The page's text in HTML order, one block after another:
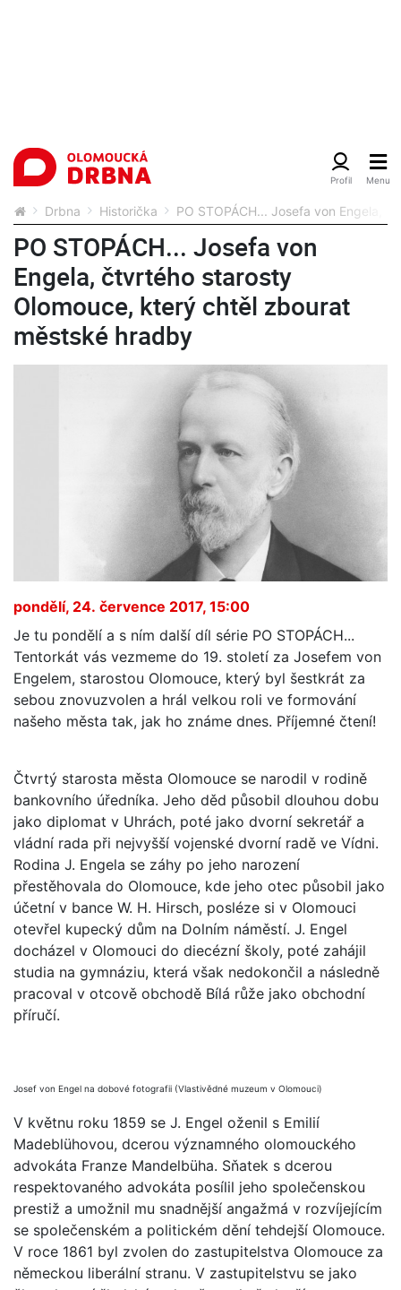
Drbna Historička PO STOPÁCH... Josefa von Engela,
PO STOPÁCH... Josefa von
Engela, čtvrtého starosty
Olomouce, který chtěl zbourat
městské hradby
pondělí, 24. července 2017, 15:00
Je tu pondělí a s ním další díl série PO STOPÁCH...
Tentorkát vás vezmeme do 19. století za Josefem von
Engelem, starostou Olomouce, který byl šestkrát za
sebou znovuzvolen a hrál velkou roli ve formování
našeho města tak, jak ho známe dnes. Příjemné čtení!
Čtvrtý starosta města Olomouce se narodil v rodině
bankovního úředníka. Jeho děd působil dlouhou dobu
jako diplomat v Uhrách, poté jako dvorní sekretář a
vládní rada při nejvyšší vojenské dvorní radě ve Vídni.
Rodina J. Engela se záhy po jeho narození
přestěhovala do Olomouce, kde jeho otec působil jako
účetní v bance W. H. Hirsch, posléze si v Olomouci
otevřel kupecký dům na Dolním náměstí. J. Engel
docházel v Olomouci do diecézní školy, poté zahájil
studia na gymnáziu, která však nedokončil a následně
pracoval v otcově obchodě Bílá růže jako obchodní
příručí.
Josef von Engel na dobové fotografii (Vlastivědné muzeum v Olomouci)
V květnu roku 1859 se J. Engel oženil s Emilií
Madeblühovou, dcerou významného olomouckého
advokáta Franze Mandelbüha. Sňatek s dcerou
respektovaného advokáta posílil jeho společenskou
prestiž a umožnil mu snadnější angažmá v rozvíjejícím
se společenském a politickém dění tehdejší Olomouce.
V roce 1861 byl zvolen do zastupitelstva Olomouce za
německou liberální stranu. V zastupitelstvu se jako